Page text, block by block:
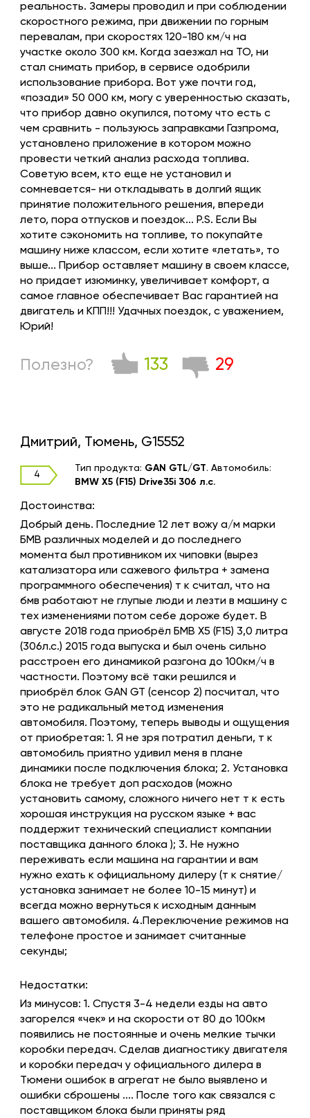
реальность. Замеры проводил и при соблюдении
скоростного режима, при движении по горным
перевалам, при скоростях 120-180 км/ч на
участке около 300 км. Когда заезжал на ТО, ни
стал снимать прибор, в сервисе одобрили
использование прибора. Вот уже почти год,
«позади» 50 000 км, могу с уверенностью сказать,
что прибор давно окупился, потому что есть с
чем сравнить - пользуюсь заправками Газпрома,
установлено приложение в котором можно
провести четкий анализ расхода топлива.
Советую всем, кто еще не установил и
сомневается- ни откладывать в долгий ящик
принятие положительного решения, впереди
лето, пора отпусков и поездок... P.S. Если Вы
хотите сэкономить на топливе, то покупайте
машину ниже классом, если хотите «летать», то
выше... Прибор оставляет машину в своем классе,
но придает изюминку, увеличивает комфорт, а
самое главное обеспечивает Вас гарантией на
двигатель и КПП!!! Удачных поездок, с уважением,
Юрий!
Полезно? 133 29
Дмитрий, Тюмень, G15552
4
Тип продукта: GAN GTL/GT. Автомобиль:
BMW X5 (F15) Drive35i 306 л.с.
Достоинства:
Добрый день. Последние 12 лет вожу а/м марки
БМВ различных моделей и до последнего
момента был противником их чиповки (вырез
катализатора или сажевого фильтра + замена
программного обеспечения) т к считал, что на
бмв работают не глупые люди и лезти в машину с
тех изменениями потом себе дороже будет. В
августе 2018 года приобрёл БМВ Х5 (F15) 3,0 литра
(306л.с.) 2015 года выпуска и был очень сильно
расстроен его динамикой разгона до 100км/ч в
частности. Поэтому всё таки решился и
приобрёл блок GAN GT (сенсор 2) посчитал, что
это не радикальный метод изменения
автомобиля. Поэтому, теперь выводы и ощущения
от приобретая: 1. Я не зря потратил деньги, т к
автомобиль приятно удивил меня в плане
динамики после подключения блока; 2. Установка
блока не требует доп расходов (можно
установить самому, сложного ничего нет т к есть
хорошая инструкция на русском языке + вас
поддержит технический специалист компании
поставщика данного блока ); 3. Не нужно
переживать если машина на гарантии и вам
нужно ехать к официальному дилеру (т к снятие/
установка занимает не более 10-15 минут) и
всегда можно вернуться к исходным данным
вашего автомобиля. 4.Переключение режимов на
телефоне простое и занимает считанные
секунды;
Недостатки:
Из минусов: 1. Спустя 3-4 недели езды на авто
загорелся «чек» и на скорости от 80 до 100км
появились не постоянные и очень мелкие тычки
коробки передач. Сделав диагностику двигателя
и коробки передач у официального дилера в
Тюмени ошибок в агрегат не было выявлено и
ошибки сброшены .... После того как связался с
поставщиком блока были приняты ряд